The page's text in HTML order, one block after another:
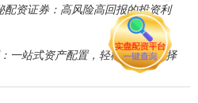
配资证券：高风险高回报的投资利
一站式资产配置，轻松理财新选择